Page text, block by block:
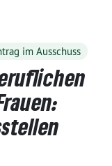
im Ausschuss